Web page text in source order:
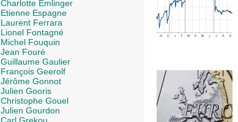
Charlotte Emlinger
Etienne Espagne
Laurent Ferrara
Lionel Fontagné
Michel Fouquin
Jean Fouré
Guillaume Gaulier
François Geerolf
Jérôme Gonnot
Julien Gooris
Christophe Gouel
Julien Gourdon